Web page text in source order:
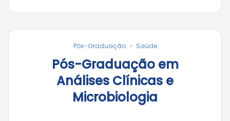
Pós-Graduação Saúde
Pós-Graduação em
Análises Clínicas e
Microbiologia